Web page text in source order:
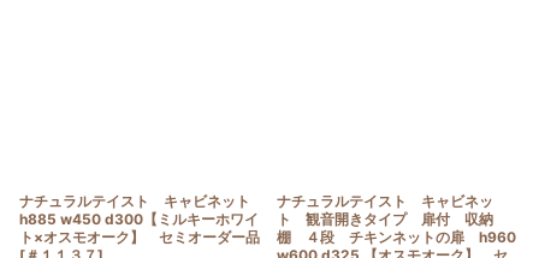
ナチュラルテイスト キャビネット
h885 w450 d300【ミルキーホワイ
ト×オスモオーク】 セミオーダー品
ナチュラルテイスト キャビネッ
ト 観音開きタイプ 扉付 収納
棚 ４段 チキンネットの扉 h960